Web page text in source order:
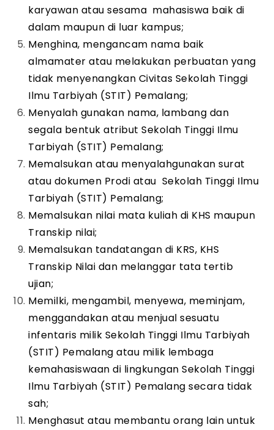
karyawan atau sesama mahasiswa baik di
dalam maupun di luar kampus;
Menghina, mengancam nama baik
almamater atau melakukan perbuatan yang
tidak menyenangkan Civitas Sekolah Tinggi
Ilmu Tarbiyah (STIT) Pemalang;
Menyalah gunakan nama, lambang dan
segala bentuk atribut Sekolah Tinggi Ilmu
Tarbiyah (STIT) Pemalang;
Memalsukan atau menyalahgunakan surat
atau dokumen Prodi atau Sekolah Tinggi Ilmu
Tarbiyah (STIT) Pemalang;
Memalsukan nilai mata kuliah di KHS maupun
Transkip nilai;
Memalsukan tandatangan di KRS, KHS
Transkip Nilai dan melanggar tata tertib
ujian;
Memilki, mengambil, menyewa, meminjam,
menggandakan atau menjual sesuatu
infentaris milik Sekolah Tinggi Ilmu Tarbiyah
(STIT) Pemalang atau milik lembaga
kemahasiswaan di lingkungan Sekolah Tinggi
Ilmu Tarbiyah (STIT) Pemalang secara tidak
sah;
Menghasut atau membantu orang lain untuk